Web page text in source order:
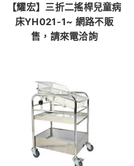
【耀宏】三折二搖桿兒童病
床YH021-1~ 網路不販
售，請來電洽詢